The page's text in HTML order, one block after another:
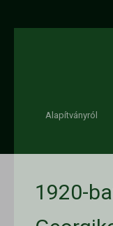
Alapítványról
1920-